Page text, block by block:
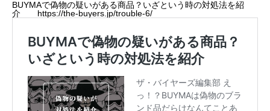
BUYMAで偽物の疑いがある商品？いざという時の対処法を紹
介 https://the-buyers.jp/trouble-6/